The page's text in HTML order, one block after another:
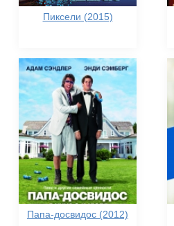
Пиксели (2015)
Папа-досвидос (2012)